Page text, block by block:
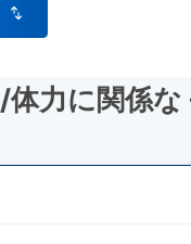
/体力に関係な